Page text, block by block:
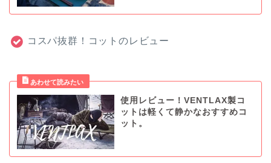
コスパ抜群！コットのレビュー
使用レビュー！VENTLAX製コ
ットは軽くて静かなおすすめコ
ット。